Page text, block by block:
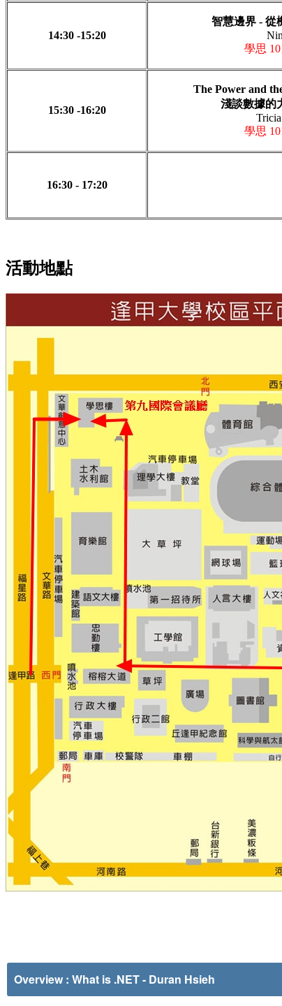
14:30 -15:20
智慧邊界 - 從
學思
15:30 -16:20
The Power and
淺談數據的
Tricia
學思
16:30 - 17:20
活動地點
Overview : What is .NET- Duran Hsieh